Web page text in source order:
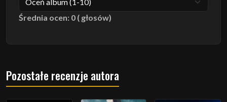
Średnia ocen: 0 ( głosów)
Pozostałe recenzje autora